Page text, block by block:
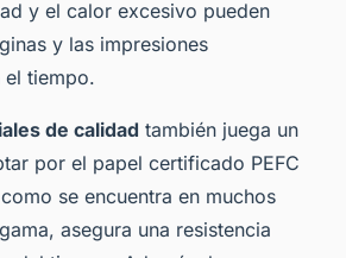
y el calor excesivo pueden
y las impresiones
tiempo.
de calidad también juega un
por el papel certificado PEFC
se encuentra en muchos
asegura una resistencia